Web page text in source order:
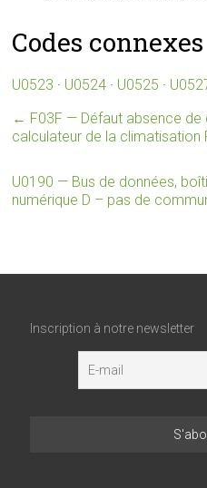
Codes connexes
U0523 · U0524 · U0525 ·
← F03F — Défaut absence
calculateur de la climatisation
U0190 — Bus de données,
numérique D – pas de
Inscription à notre newsletter